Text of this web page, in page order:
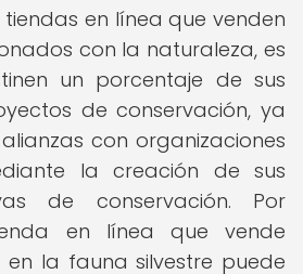
tiendas en línea que venden
con la naturaleza, es
un porcentaje de sus
de conservación, ya
con organizaciones
la creación de sus
de conservación. Por
en línea que vende
la fauna silvestre puede